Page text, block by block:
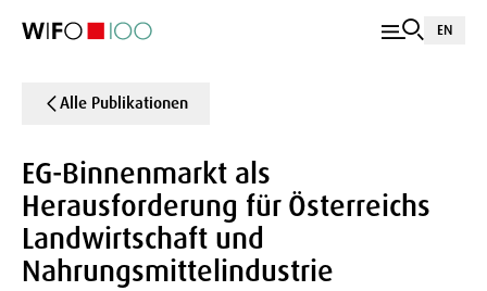
EN
Alle Publikationen
EG-Binnenmarkt als
Herausforderung für Österreichs
Landwirtschaft und
Nahrungsmittelindustrie